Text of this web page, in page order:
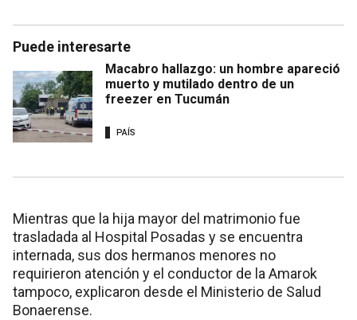
Puede interesarte
Macabro hallazgo: un hombre apareció
muerto y mutilado dentro de un
freezer en Tucumán
PAÍS
Mientras que la hija mayor del matrimonio fue
trasladada al Hospital Posadas y se encuentra
internada, sus dos hermanos menores no
requirieron atención y el conductor de la Amarok
tampoco, explicaron desde el Ministerio de Salud
Bonaerense.